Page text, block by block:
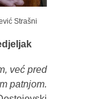
Strašni
već pred
patnjom.